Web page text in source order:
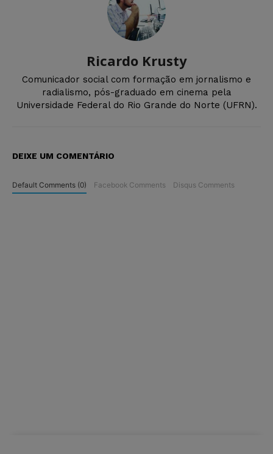
Ricardo Krusty
Comunicador social com formação em jornalismo e
radialismo, pós-graduado em cinema pela
Universidade Federal do Rio Grande do Norte (UFRN).
DEIXE UM COMENTÁRIO
Default Comments (0) Facebook Comments Disqus Comments